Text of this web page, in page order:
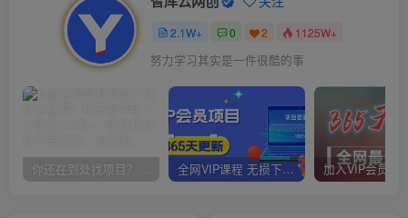
2.1W+ 0 2 1125W+
努力学习其实是一件很酷的事
你还在到处找项目？还在当韭菜？我靠卖项目一个月收入5万+，曾经我也是个失败者。 全网VIP课程 无损下载~